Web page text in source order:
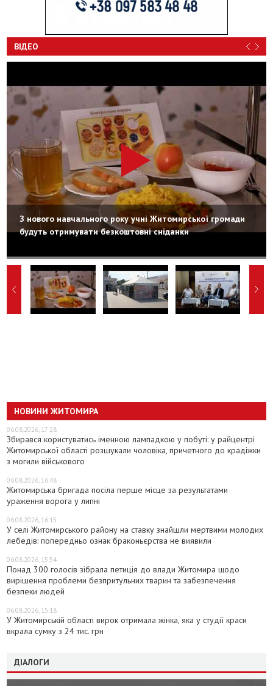
ВІДЕО
З нового навчального року учні Житомирської громади
будуть отримувати безкоштовні сніданки
НОВИНИ ЖИТОМИРА
06.08.2026, 17:28
Збирався користуватись іменною лампадкою у побуті: у райцентрі
Житомирської області розшукали чоловіка, причетного до крадіжки
з могили військового
06.08.2026, 16:48
Житомирська бригада посіла перше місце за результатами
ураження ворога у липні
06.08.2026, 16:15
У селі Житомирського району на ставку знайшли мертвими молодих
лебедів: попередньо ознак браконьєрства не виявили
06.08.2026, 15:54
Понад 300 голосів зібрала петиція до влади Житомира щодо
вирішення проблеми безпритульних тварин та забезпечення
безпеки людей
06.08.2026, 15:18
У Житомирській області вирок отримала жінка, яка у студії краси
вкрала сумку з 24 тис. грн
ДІАЛОГИ